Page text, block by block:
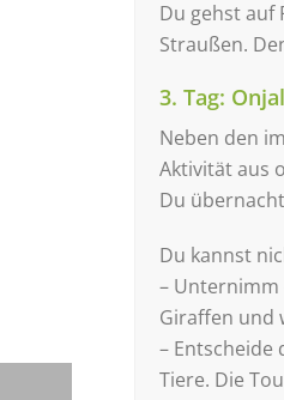
Du gehst auf
Straußen.
3. Tag:
Neben den
Aktivität aus
Du
Du kannst
– Unternimm
Giraffen und
– Entscheide
Tiere. Die